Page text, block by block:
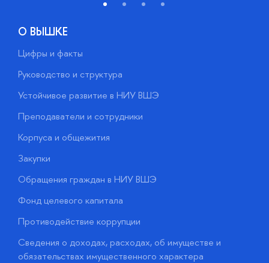
О ВЫШКЕ
Цифры и факты
Руководство и структура
Устойчивое развитие в НИУ ВШЭ
Преподаватели и сотрудники
Корпуса и общежития
Закупки
Обращения граждан в НИУ ВШЭ
Фонд целевого капитала
Противодействие коррупции
Сведения о доходах, расходах, об имуществе и
обязательствах имущественного характера